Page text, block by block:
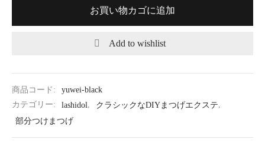
お買い物カゴに追加
Add to wishlist
商品コード:
yuwei-black
カテゴリー:
lashidol, クラシックなDIYまつげエクステ,
部分つけまつげ